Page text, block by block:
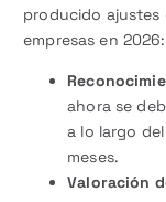
producido ajustes
empresas en 2026:
ahora se
a lo largo
meses.
Valoración